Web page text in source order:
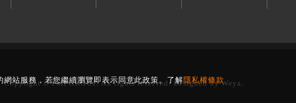
Copyright © PMI GROUP. All rights reserved. Designed byWeya.
站服務，若您繼續瀏覽即表示同意此政策。了解隱私權條款